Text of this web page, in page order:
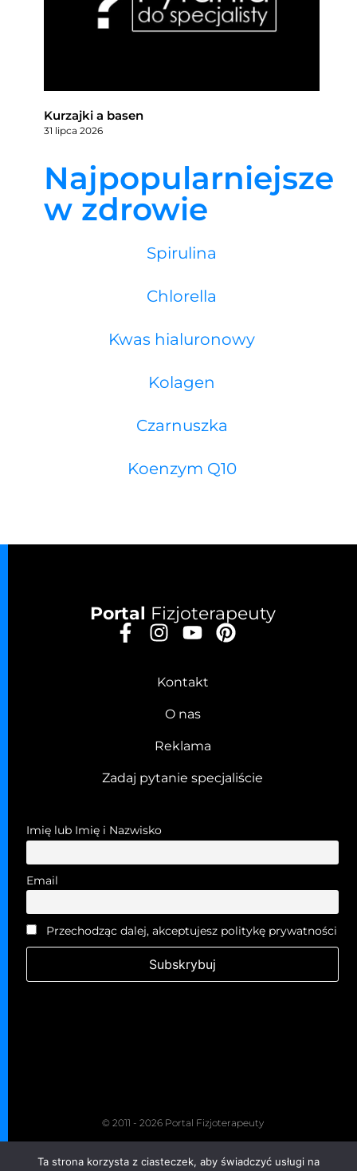
Kurzajki a basen
31 lipca 2026
Najpopularniejsze
w zdrowie
Spirulina
Chlorella
Kwas hialuronowy
Kolagen
Czarnuszka
Koenzym Q10
Portal Fizjoterapeuty
Kontakt
O nas
Reklama
Zadaj pytanie specjaliście
Imię lub Imię i Nazwisko
Email
Przechodząc dalej, akceptujesz politykę prywatności
© 2011 - 2026 Portal Fizjoterapeuty
Ta strona korzysta z ciasteczek, aby świadczyć usługi na